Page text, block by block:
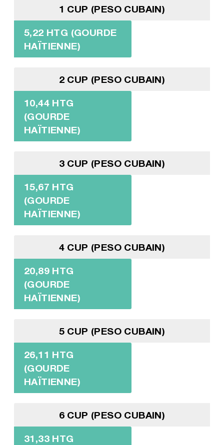
1 CUP (PESO CUBAIN)
5,22 HTG (GOURDE
HAÏTIENNE)
2 CUP (PESO CUBAIN)
10,44 HTG
(GOURDE
HAÏTIENNE)
3 CUP (PESO CUBAIN)
15,67 HTG
(GOURDE
HAÏTIENNE)
4 CUP (PESO CUBAIN)
20,89 HTG
(GOURDE
HAÏTIENNE)
5 CUP (PESO CUBAIN)
26,11 HTG
(GOURDE
HAÏTIENNE)
6 CUP (PESO CUBAIN)
31,33 HTG